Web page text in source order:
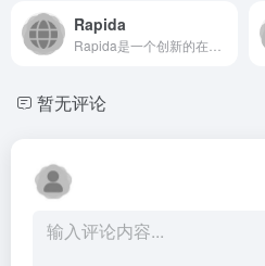
Rapida
暂无评论